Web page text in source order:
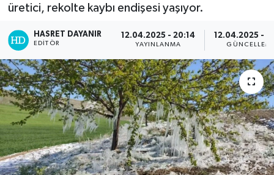
üretici, rekolte kaybı endişesi yaşıyor.
HASRET DAYANIR
EDITÖR
12.04.2025 - 20:14
YAYINLANMA
12.04.2025 -
KARLIOVA
KİĞI
MERKEZ
Haber Arşivi